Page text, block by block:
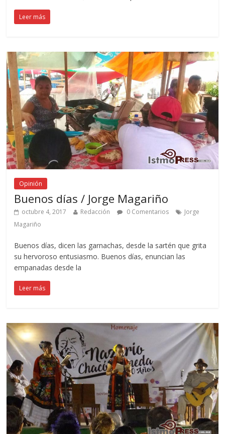
Leer más
Opinión
Buenos días / Jorge Magariño
octubre 4, 2017 Redacción 0 Comentarios
Jorge
Magariño
Buenos días, dicen las garnachas, desde la sartén que grita
su hervoroso entusiasmo. Buenos días, enuncian las
empanadas desde la
Leer más